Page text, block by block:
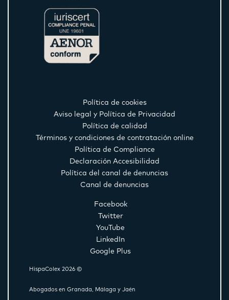
Política de cookies
Aviso legal y Política de Privacidad
Política de calidad
Términos y condiciones de contratación online
Política de Compliance
Declaración Accesibilidad
Política del canal de denuncias
Canal de denuncias
Facebook
Twitter
YouTube
LinkedIn
Google Plus
HispaColex 2026 ©
Abogados en Granada, Málaga y Jaén